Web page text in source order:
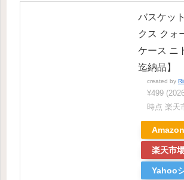
バスケッ
クス ク
ケース ニ
迄納品】
created by
¥499
時点 楽天
Amazon
楽天市
Yahoo